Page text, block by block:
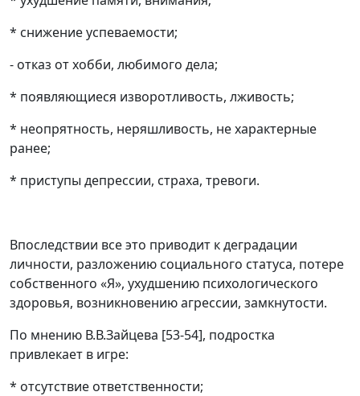
* снижение успеваемости;
- отказ от хобби, любимого дела;
* появляющиеся изворотливость, лживость;
* неопрятность, неряшливость, не характерные
ранее;
* приступы депрессии, страха, тревоги.
Впоследствии все это приводит к деградации
личности, разложению социального статуса, потере
собственного «Я», ухудшению психологического
здоровья, возникновению агрессии, замкнутости.
По мнению В.В.Зайцева [53-54], подростка
привлекает в игре:
* отсутствие ответственности;